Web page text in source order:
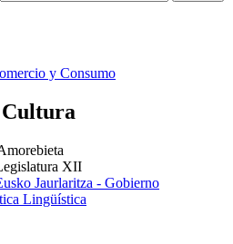
y Consumo
Cultura
XII
Jaurlaritza - Gobierno
Lingüística